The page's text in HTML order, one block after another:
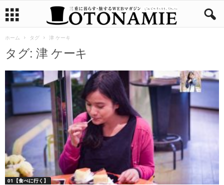
ホーム タグ 津 ケーキ
タグ: 津 ケーキ
01【食べに行く】